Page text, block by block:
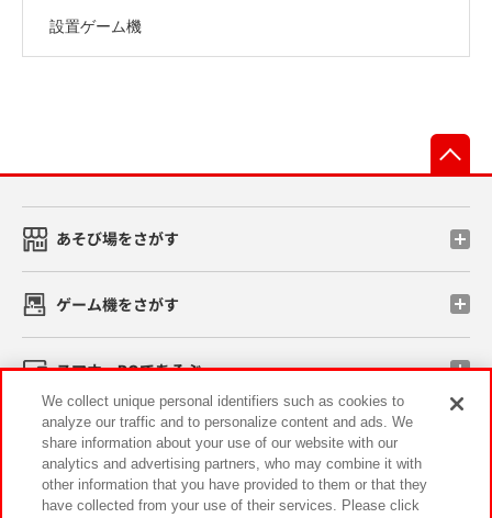
設置ゲーム機
あそび場をさがす
ゲーム機をさがす
スマホ・PCであそぶ
イベント・キャンペーン
We collect unique personal identifiers such as cookies to
analyze our traffic and to personalize content and ads. We
share information about your use of our website with our
analytics and advertising partners, who may combine it with
other information that you have provided to them or that they
have collected from your use of their services. Please click